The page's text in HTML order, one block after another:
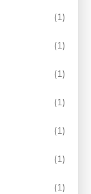
(1)
(1)
(1)
(1)
(1)
(1)
(1)